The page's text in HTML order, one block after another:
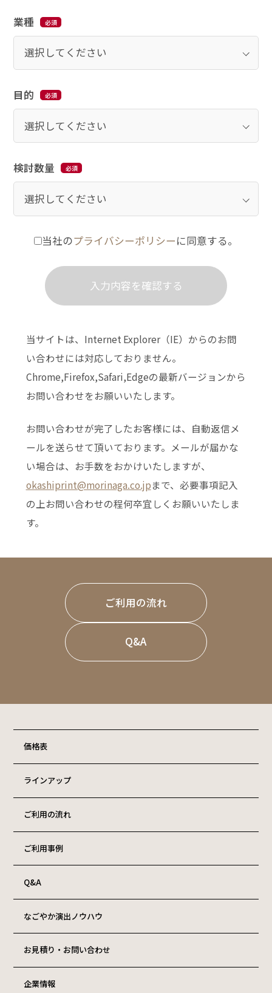
業種
目的
検討数量
当社のプライバシーポリシーに同意する。
当サイトは、Internet Explorer（IE）からのお問
い合わせには対応しておりません。
Chrome,Firefox,Safari,Edgeの最新バージョンから
お問い合わせをお願いいたします。
お問い合わせが完了したお客様には、自動返信メ
ールを送らせて頂いております。 メールが届かな
い場合は、お手数をおかけいたしますが、
okashiprint@morinaga.co.jpまで、 必要事項記入
の上お問い合わせの程何卒宜しくお願いいたしま
す。
ご利用の流れ
Q&A
価格表
ラインアップ
ご利用の流れ
ご利用事例
Q&A
なごやか演出ノウハウ
お見積り・お問い合わせ
企業情報